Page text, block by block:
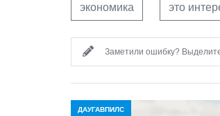
экономика это
Заметили ошибку?
ДАУГАВПИЛС